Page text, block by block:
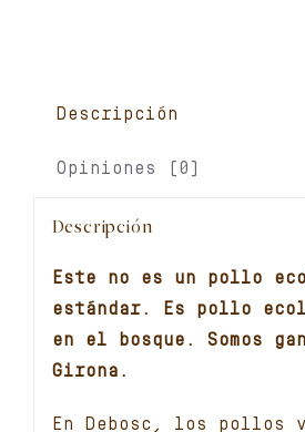
Descripción
Opiniones (0)
Descripción
Este no es un pollo
estándar. Es pollo
en el bosque. Somos
Girona.
En Debosc, los pollos